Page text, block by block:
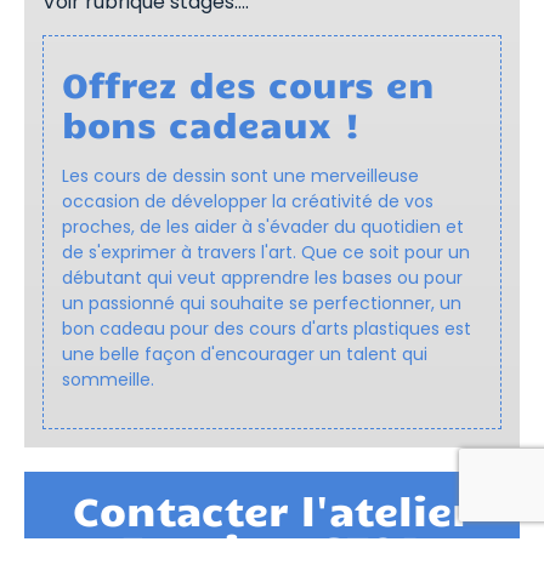
Offrez des cours en
bons cadeaux !
Les cours de dessin sont une merveilleuse
occasion de développer la créativité de vos
proches, de les aider à s'évader du quotidien et
de s'exprimer à travers l'art. Que ce soit pour un
débutant qui veut apprendre les bases ou pour
un passionné qui souhaite se perfectionner, un
bon cadeau pour des cours d'arts plastiques est
une belle façon d'encourager un talent qui
sommeille.
Contacter l'atelier
Esquisse STOA